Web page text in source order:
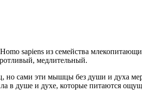
Homo sapiens из семейства
медлительный.
но сами эти мышцы без души и духа
в душе и духе, которые питаются